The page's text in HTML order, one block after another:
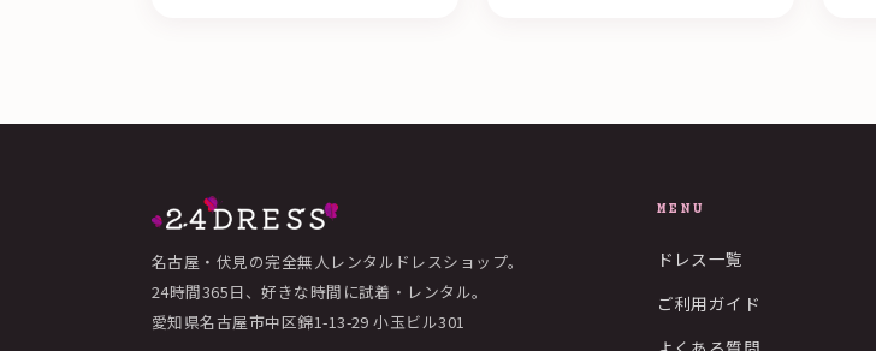
名古屋・伏見の完全無人レンタルドレスショップ。
24時間365日、好きな時間に試着・レンタル。
愛知県名古屋市中区錦1-13-29 小玉ビル301
MENU
ドレス一覧
ご利用ガイド